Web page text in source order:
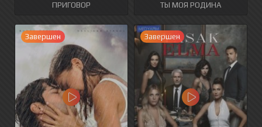
ПРИГОВОР ТЫ МОЯ РОДИНА
Завершен Завершен